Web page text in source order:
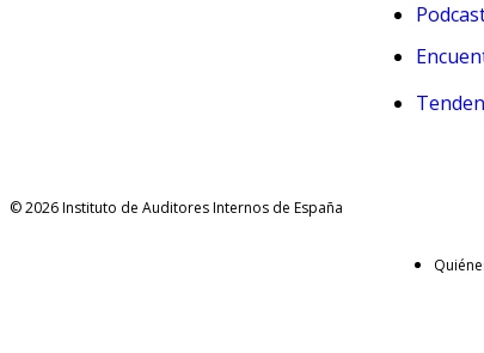
© 2026 Instituto de Auditores Internos de España